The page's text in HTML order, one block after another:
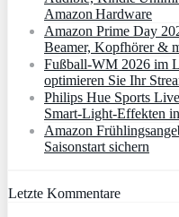
Amazon Hardware
Amazon Prime Day
Beamer, Kopfhörer &
Fußball-WM 2026 im
optimieren Sie Ihr
Philips Hue Sports
Smart‑Light‑Effekten
Amazon
Saisonstart sichern
Letzte Kommentare